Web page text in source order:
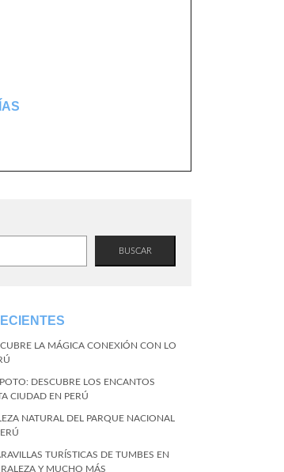
BUSCAR
LA MÁGICA CONEXIÓN CON LO
DESCUBRE LOS ENCANTOS
CIUDAD EN PERÚ
NATURAL DEL PARQUE NACIONAL
TURÍSTICAS DE TUMBES EN
Y MUCHO MÁS